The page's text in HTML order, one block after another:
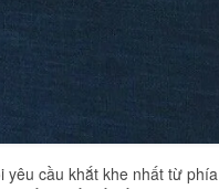
yêu cầu khắt khe nhất từ phía